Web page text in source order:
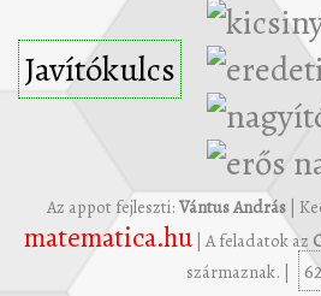
Javítókulcs
Az appot fejleszti: Vántus András |
matematica.hu| A feladatok az
származnak. |